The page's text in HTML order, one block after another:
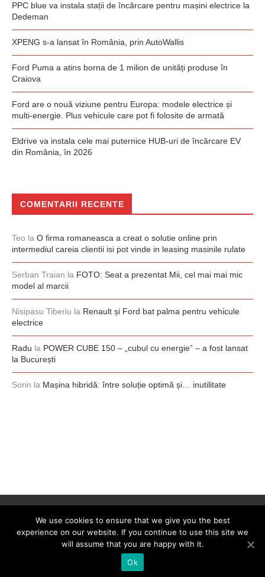
PPC blue va instala stații de încărcare pentru mașini electrice la
Dedeman
XPENG s-a lansat în România, prin AutoWallis
Ford Puma a atins borna de 1 milion de unități produse în
Craiova
Ford are o nouă viziune pentru Europa: modele electrice și
multi-energie. Plus vehicule care pot fi folosite de armată
Eldrive va instala cele mai puternice HUB-uri de încărcare EV
din România, în 2026
COMENTARII RECENTE
Teo la O firma romaneasca a creat o solutie online prin
intermediul careia clientii isi pot vinde in leasing masinile rulate
Serban Traian la FOTO: Seat a prezentat Mii, cel mai mai mic
model al marcii
Nisipasu Tiberiu la Renault și Ford bat palma pentru vehicule
electrice
Radu la POWER CUBE 150 – „cubul cu energie” – a fost lansat
la București
Sorin la Mașina hibridă: între soluție optimă și… inutilitate
@2008-2026 - 0-100.ro. All Right Reserved. Designed by
We use cookies to ensure that we give you the best
experience on our website. If you continue to use this site we
will assume that you are happy with it.
Ok